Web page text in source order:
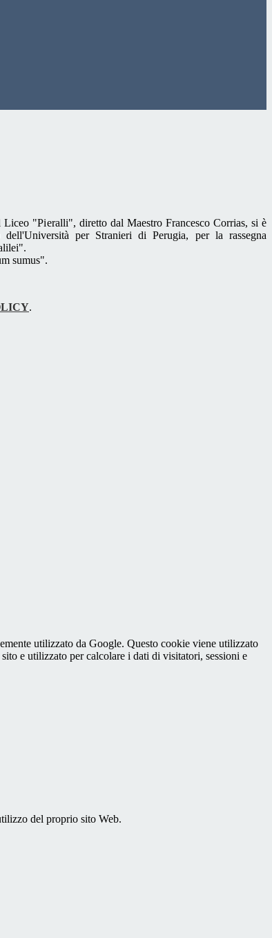
"Pieralli", diretto dal Maestro Francesco Corrias, si è
per Stranieri di Perugia, per la rassegna
sumus".
.
utilizzato da Google. Questo cookie viene utilizzato
e utilizzato per calcolare i dati di visitatori, sessioni e
del proprio sito Web.